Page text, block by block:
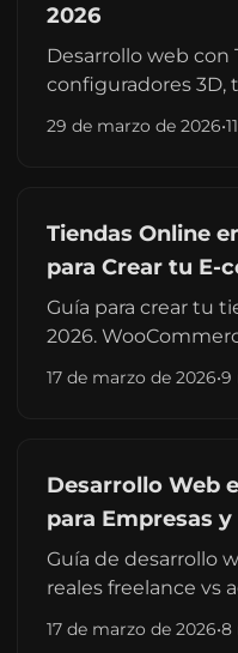
2026
Desarrollo web con
configuradores 3D,
experiencias
29 de marzo de 2026•
Tiendas Online
para Crear tu E-
Guía para crear tu
2026.
precios, plazos y
17 de marzo de 2026•9
Desarrollo Web
para Empresas
Guía de desarrollo
reales freelance vs
elegir y cuándo
17 de marzo de 2026•8